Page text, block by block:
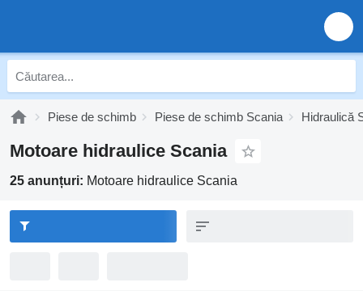
Piese de schimb Piese de schimb Scania Hidraulică
Motoare hidraulice Scania
25 anunțuri: Motoare hidraulice Scania